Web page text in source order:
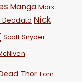
Manga Mark
Deodato Nick
Scott Snyder
Thor Tom